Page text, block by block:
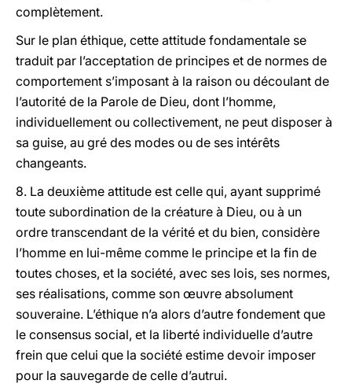
complètement.
Sur le plan éthique, cette attitude fondamentale se
traduit par l’acceptation de principes et de normes de
comportement s’imposant à la raison ou découlant de
l’autorité de la Parole de Dieu, dont l’homme,
individuellement ou collectivement, ne peut disposer à
sa guise, au gré des modes ou de ses intérêts
changeants.
8. La deuxième attitude est celle qui, ayant supprimé
toute subordination de la créature à Dieu, ou à un
ordre transcendant de la vérité et du bien, considère
l’homme en lui-même comme le principe et la fin de
toutes choses, et la société, avec ses lois, ses normes,
ses réalisations, comme son œuvre absolument
souveraine. L’éthique n’a alors d’autre fondement que
le consensus social, et la liberté individuelle d’autre
frein que celui que la société estime devoir imposer
pour la sauvegarde de celle d’autrui.